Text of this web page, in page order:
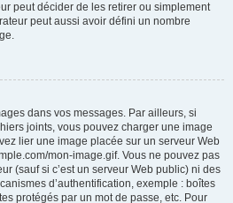
peut décider de les retirer ou simplement
peut aussi avoir défini un nombre
dans vos messages. Par ailleurs, si
joints, vous pouvez charger une image
lier une image placée sur un serveur Web
mon-image.gif. Vous ne pouvez pas
(sauf si c’est un serveur Web public) ni des
d’authentification, exemple : boîtes
protégés par un mot de passe, etc. Pour